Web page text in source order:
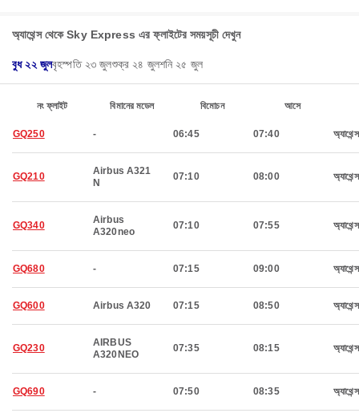
অ্যাথেন্স থেকে Sky Express এর ফ্লাইটের সময়সূচী দেখুন
বুধ ২২ জুলবৃহস্পতি ২৩ জুলশুক্র ২৪ জুলশনি ২৫ জুল
নং ফ্লাইট বিমানের মডেল বিমোচন আসে
GQ250 - 06:45 07:40 অ্যাথেন্স
GQ210
Airbus A321
N
07:10 08:00 অ্যাথেন্স
GQ340
Airbus
A320neo
07:10 07:55 অ্যাথেন্স
GQ680 - 07:15 09:00 অ্যাথেন্স
GQ600 Airbus A320 07:15 08:50 অ্যাথেন্স
GQ230
AIRBUS
A320NEO
07:35 08:15 অ্যাথেন্স
GQ690 - 07:50 08:35 অ্যাথেন্স